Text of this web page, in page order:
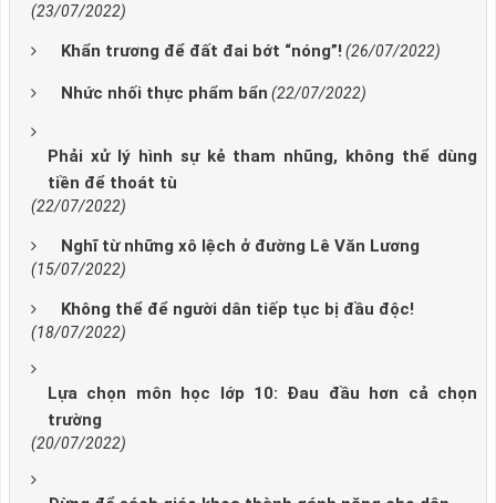
(23/07/2022)
Khẩn trương để đất đai bớt “nóng”! (26/07/2022)
Nhức nhối thực phẩm bẩn (22/07/2022)
Phải xử lý hình sự kẻ tham nhũng, không thể dùng
tiền để thoát tù
(22/07/2022)
Nghĩ từ những xô lệch ở đường Lê Văn Lương
(15/07/2022)
Không thể để người dân tiếp tục bị đầu độc!
(18/07/2022)
Lựa chọn môn học lớp 10: Đau đầu hơn cả chọn
trường
(20/07/2022)